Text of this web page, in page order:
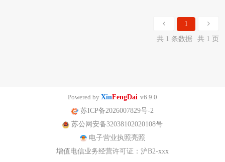
1
共 1 条数据
共 1 页
Powered by XinFengDai v6.9.0
苏ICP备2026007829号-2
苏公网安备32038102020108号
电子营业执照亮照
增值电信业务经营许可证：沪B2-xxx